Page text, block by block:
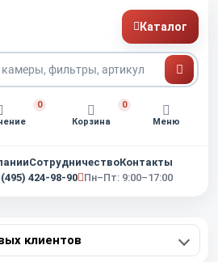
Каталог
0
Корзина
0
Меню
СотрудничествоКонтакты
(495) 424-98-90 Пн–Пт: 9:00–17:00
клиентов